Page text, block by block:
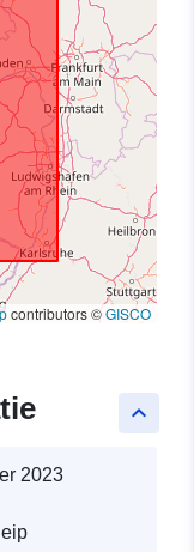
contributors ©GISCO
keyboard_arrow_up
2023